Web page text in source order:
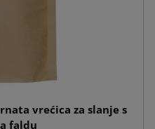
vrećica za slanje s
faldu